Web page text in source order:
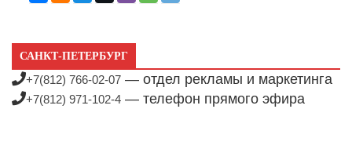
САНКТ-ПЕТЕРБУРГ
+7(812) 766-02-07 — отдел рекламы и маркетинга
+7(812) 971-102-4 — телефон прямого эфира